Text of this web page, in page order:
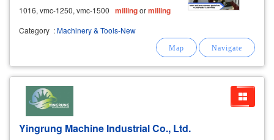
1016, vmc-1250, vmc-1500 millingormilling
machine sales sells a 3-axis milling
Category :Machinery & Tools-New
Yingrung Machine Industrial Co., Ltd.